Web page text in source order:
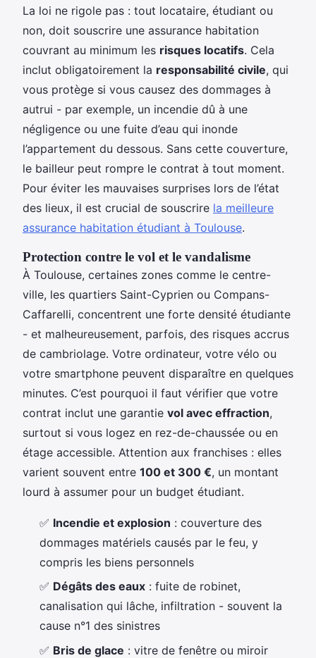
La loi ne rigole pas : tout locataire, étudiant ou
non, doit souscrire une assurance habitation
couvrant au minimum les risques locatifs. Cela
inclut obligatoirement la responsabilité civile, qui
vous protège si vous causez des dommages à
autrui - par exemple, un incendie dû à une
négligence ou une fuite d’eau qui inonde
l’appartement du dessous. Sans cette couverture,
le bailleur peut rompre le contrat à tout moment.
Pour éviter les mauvaises surprises lors de l’état
des lieux, il est crucial de souscrire la meilleure
assurance habitation étudiant à Toulouse.
Protection contre le vol et le vandalisme
À Toulouse, certaines zones comme le centre-
ville, les quartiers Saint-Cyprien ou Compans-
Caffarelli, concentrent une forte densité étudiante
- et malheureusement, parfois, des risques accrus
de cambriolage. Votre ordinateur, votre vélo ou
votre smartphone peuvent disparaître en quelques
minutes. C’est pourquoi il faut vérifier que votre
contrat inclut une garantie vol avec effraction,
surtout si vous logez en rez-de-chaussée ou en
étage accessible. Attention aux franchises : elles
varient souvent entre 100 et 300 €, un montant
lourd à assumer pour un budget étudiant.
✅ Incendie et explosion : couverture des
dommages matériels causés par le feu, y
compris les biens personnels
✅ Dégâts des eaux : fuite de robinet,
canalisation qui lâche, infiltration - souvent la
cause n°1 des sinistres
✅ Bris de glace : vitre de fenêtre ou miroir